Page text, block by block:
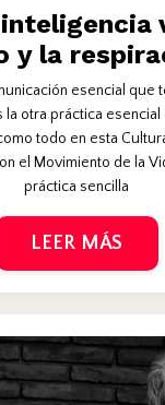
y la
esencial que
otra práctica esencial
todo en esta
el Movimiento de la
práctica sencilla
LEER MÁS